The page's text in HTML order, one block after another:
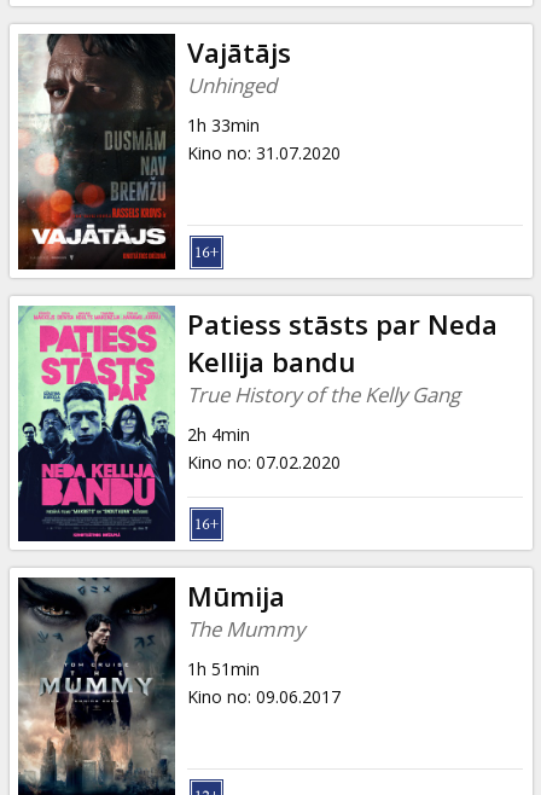
Vajātājs
Unhinged
1h 33min
Kino no: 31.07.2020
Patiess stāsts par Neda
Kellija bandu
True History of the Kelly Gang
2h 4min
Kino no: 07.02.2020
Mūmija
The Mummy
1h 51min
Kino no: 09.06.2017